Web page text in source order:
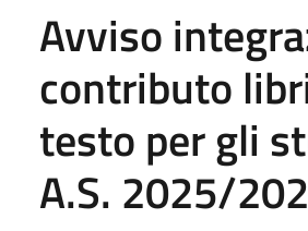
Avviso
contributo
testo per gli
A.S. 2025/